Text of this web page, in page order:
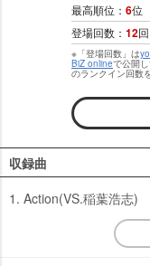
最高順位： 6位
登場回数： 12回
※「登場回数」は
BiZ onlineで公開
のランクイン回数
収録曲
1. Action(VS.稲葉浩志)